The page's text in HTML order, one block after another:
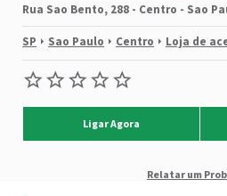
Rua Sao Bento, 288 - Centro - Sao
SP Sao Paulo Centro Loja de
Ligar Agora
Relatar um